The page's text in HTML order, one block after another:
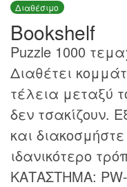
Διαθέσιμο
Bookshelf
Puzzle 1000
Διαθέτει
τέλεια μεταξύ
δεν τσακίζουν.
και
ιδανικότερο
ΚΑΤΑΣΤΗΜΑ: